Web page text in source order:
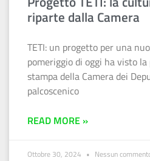
riparte dalla Camera
TETI: un progetto per una
pomeriggio di oggi ha visto
stampa della Camera dei
palcoscenico
READ MORE »
Ottobre 30, 2024 Nessun